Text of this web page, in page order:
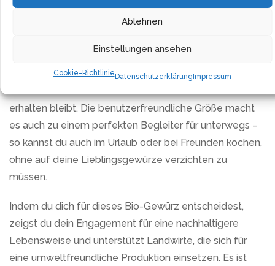
Ablehnen
Einstellungen ansehen
Cookie-RichtlinieDatenschutzerklärungImpressum
ein neues Level heben und deine Geschmackssinne
Zudem ist die kompakte Verpackung ideal für eine
frische Aufbewahrung und garantiert, dass das Aroma
erhalten bleibt. Die benutzerfreundliche Größe macht
es auch zu einem perfekten Begleiter für unterwegs –
so kannst du auch im Urlaub oder bei Freunden kochen,
ohne auf deine Lieblingsgewürze verzichten zu
müssen.
Indem du dich für dieses Bio-Gewürz entscheidest,
zeigst du dein Engagement für eine nachhaltigere
Lebensweise und unterstützt Landwirte, die sich für
eine umweltfreundliche Produktion einsetzen. Es ist